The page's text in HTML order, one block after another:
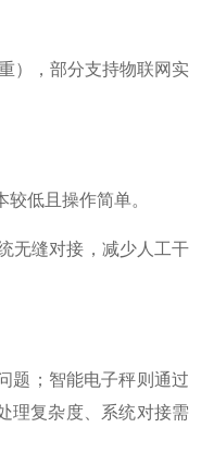
），部分支持物联网实
低且操作简单。
无缝对接，减少人工干
题；智能电子秤则通过
理复杂度、系统对接需